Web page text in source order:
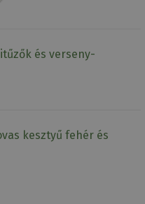
és verseny-
kesztyű fehér és